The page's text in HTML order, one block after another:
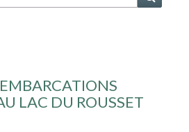
LAC DU ROUSSET